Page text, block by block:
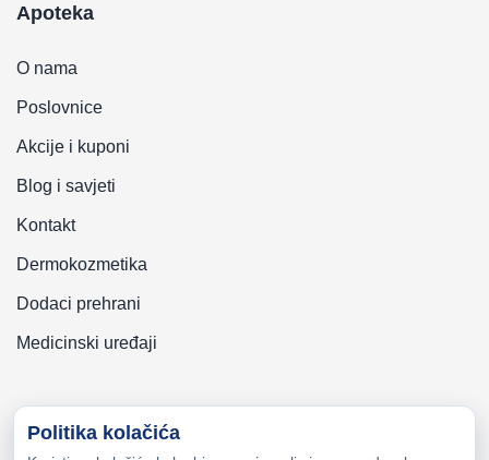
Apoteka
O nama
Poslovnice
Akcije i kuponi
Blog i savjeti
Kontakt
Dermokozmetika
Dodaci prehrani
Medicinski uređaji
Politika kolačića